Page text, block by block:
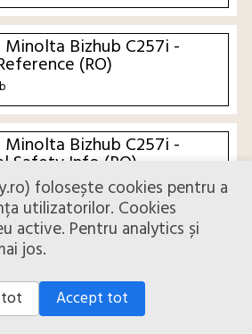
Minolta Bizhub C257i -
(RO)
Minolta Bizhub C257i -
Safety Info (RO)
Minolta Bizhub C257i
(RO)
folosește cookies pentru a
utilizatorilor. Cookies
active. Pentru analytics și
jos.
tot Accept tot